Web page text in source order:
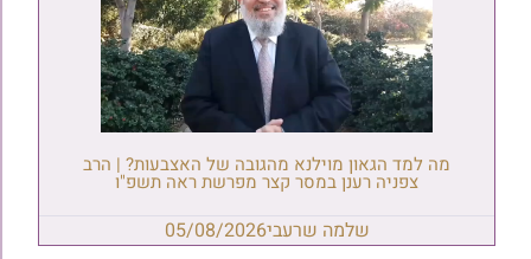
מה למד הגאון מוילנא מהגובה של האצבעות? | הרב
צפניה רענן במסר קצר מפרשת ראה תשפ"ו
שלמה שרעבי05/08/2026